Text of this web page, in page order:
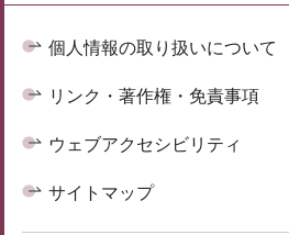
個人情報の取り扱いについて
リンク・著作権・免責事項
ウェブアクセシビリティ
サイトマップ